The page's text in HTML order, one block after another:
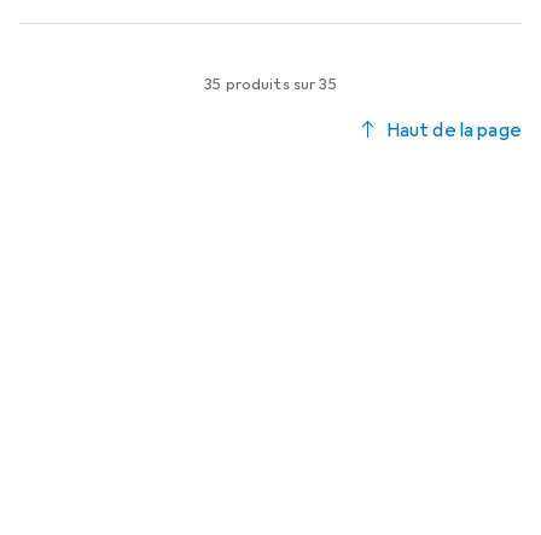
35 produits sur 35
Haut de la page